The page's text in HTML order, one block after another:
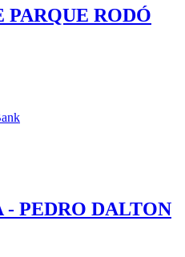
RODÓ
- PEDRO DALTON